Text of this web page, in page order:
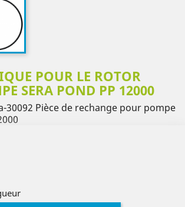
POUR LE ROTOR
SERA POND PP 12000
30092 Pièce de rechange pour pompe